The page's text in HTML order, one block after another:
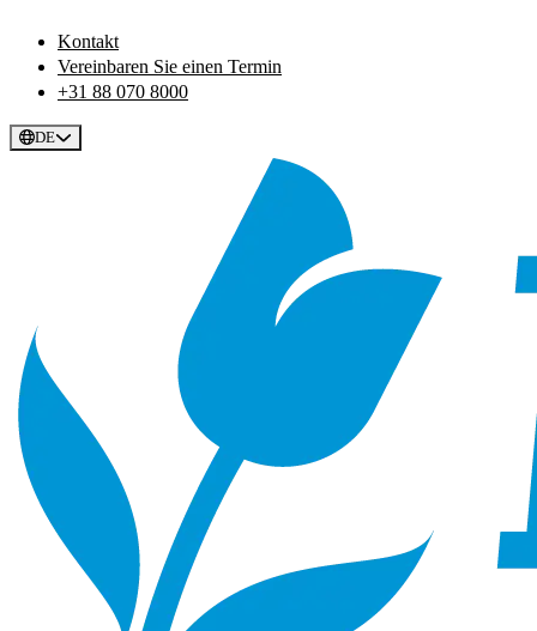
Kontakt
Vereinbaren Sie einen Termin
+31 88 070 8000
DE